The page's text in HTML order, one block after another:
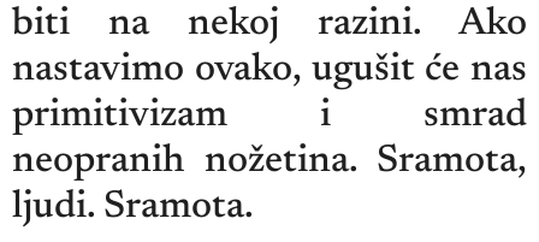
biti na nekoj razini. Ako
nastavimo ovako, ugušit će nas
primitivizam i smrad
neopranih nožetina. Sramota,
ljudi. Sramota.